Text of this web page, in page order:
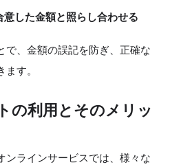
した金額と照らし合わせる
で、金額の誤記を防ぎ、正確な
す。
の利用とそのメリッ
ンラインサービスでは、様々な